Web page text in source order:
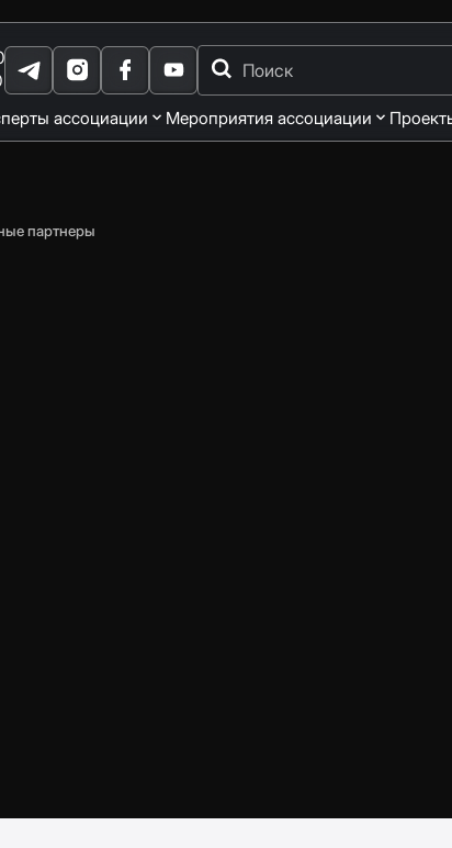
ассоциации Мероприятия ассоциации
партнеры